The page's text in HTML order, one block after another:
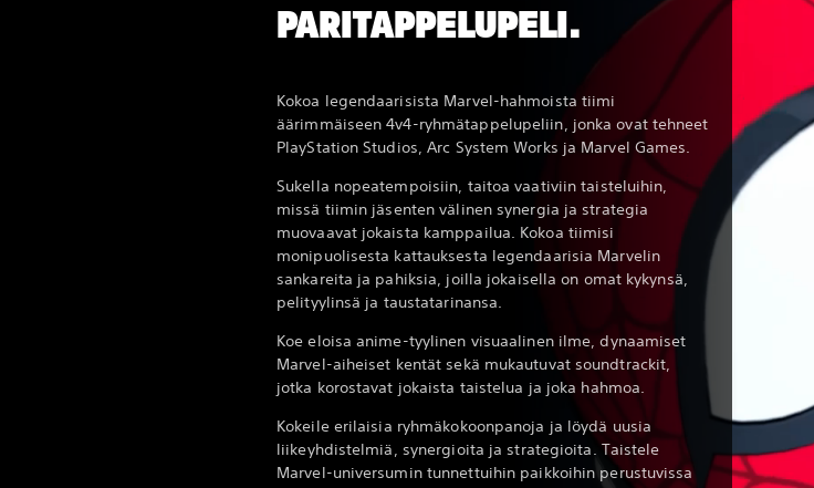
PARITAPPELUPELI.
Kokoa legendaarisista Marvel-hahmoista tiimi
äärimmäiseen 4v4-ryhmätappelupeliin, jonka ovat tehneet
PlayStation Studios, Arc System Works ja Marvel Games.
Sukella nopeatempoisiin, taitoa vaativiin taisteluihin,
missä tiimin jäsenten välinen synergia ja strategia
muovaavat jokaista kamppailua. Kokoa tiimisi
monipuolisesta kattauksesta legendaarisia Marvelin
sankareita ja pahiksia, joilla jokaisella on omat kykynsä,
pelityylinsä ja taustatarinansa.
Koe eloisa anime-tyylinen visuaalinen ilme, dynaamiset
Marvel-aiheiset kentät sekä mukautuvat soundtrackit,
jotka korostavat jokaista taistelua ja joka hahmoa.
Kokeile erilaisia ryhmäkokoonpanoja ja löydä uusia
liikeyhdistelmiä, synergioita ja strategioita. Taistele
Marvel-universumin tunnettuihin paikkoihin perustuvissa